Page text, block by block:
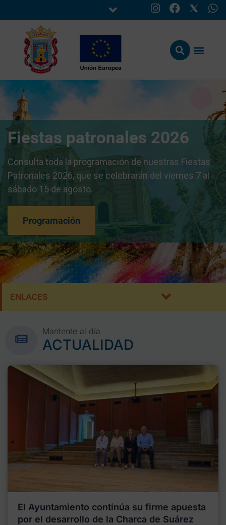
Fiestas patronales 2026
Consulta toda la programación de nuestras Fiestas
Patronales 2026, que se celebrarán del viernes 7 al
sábado 15 de agosto.
Programación
ENLACES
Mantente al día
ACTUALIDAD
El Ayuntamiento continúa su firme apuesta
por el desarrollo de la Charca de Suárez